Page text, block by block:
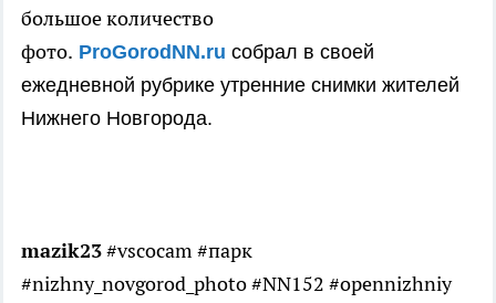
большое количество
фото. ProGorodNN.ru собрал в своей
ежедневной рубрике утренние снимки жителей
Нижнего Новгорода.
mazik23#vscocam #парк
#nizhny_novgorod_photo #NN152 #opennizhniy